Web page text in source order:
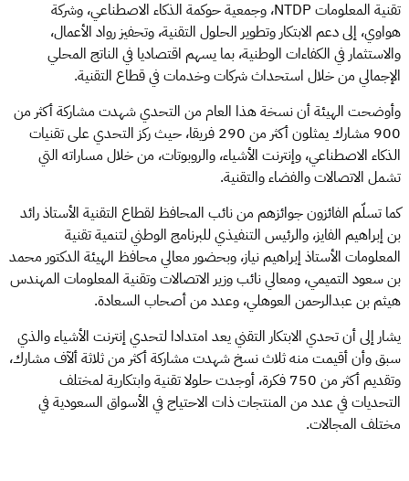
تقنية المعلومات NTDP، وجمعية حوكمة الذكاء الاصطناعي، وشركة
هواوي، إلى دعم الابتكار وتطوير الحلول التقنية، وتحفيز رواد الأعمال،
والاستثمار في الكفاءات الوطنية، بما يسهم اقتصاديا في الناتج المحلي
الإجمالي من خلال استحداث شركات وخدمات في قطاع التقنية.
وأوضحت الهيئة أن نسخة هذا العام من التحدي شهدت مشاركة أكثر من
900 مشارك يمثلون أكثر من 290 فريقا، حيث ركز التحدي على تقنيات
الذكاء الاصطناعي، وإنترنت الأشياء، والروبوتات، من خلال مساراته التي
تشمل الاتصالات والفضاء والتقنية.
كما تسلّم الفائزون جوائزهم من نائب المحافظ لقطاع التقنية الأستاذ رائد
بن إبراهيم الفايز، والرئيس التنفيذي للبرنامج الوطني لتنمية تقنية
المعلومات الأستاذ إبراهيم نياز، وبحضور معالي محافظ الهيئة الدكتور محمد
بن سعود التميمي، ومعالي نائب وزير الاتصالات وتقنية المعلومات المهندس
هيثم بن عبدالرحمن العوهلي، وعدد من أصحاب السعادة.
يشار إلى أن تحدي الابتكار التقني يعد امتدادا لتحدي إنترنت الأشياء والذي
سبق وأن أقيمت منه ثلاث نسخ شهدت مشاركة أكثر من ثلاثة ألآف مشارك،
وتقديم أكثر من 750 فكرة، أوجدت حلولا تقنية وابتكارية لمختلف
التحديات في عدد من المنتجات ذات الاحتياج في الأسواق السعودية في
مختلف المجالات.